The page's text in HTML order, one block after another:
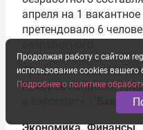
апреля на 1
претендовало 6
Президент
Аскеровзапретил
Бакы
Продолжая работу с сайтом
использование cookies вашего
Подробнее о политике